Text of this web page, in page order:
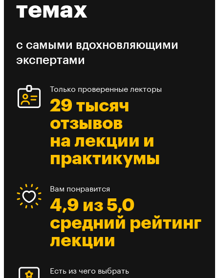
темах
с самыми вдохновляющими
экспертами
Только проверенные лекторы
29 тысяч
отзывов
на лекции и
практикумы
Вам понравится
4,9 из 5,0
средний рейтинг
лекции
Есть из чего выбрать